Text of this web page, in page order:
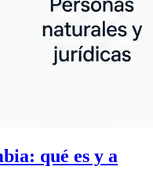
qué es y a